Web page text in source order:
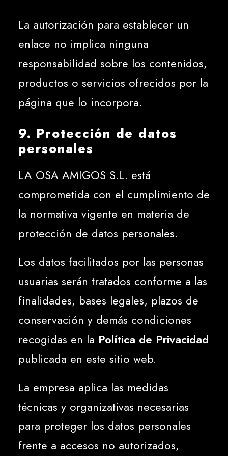
La autorización para establecer un
enlace no implica ninguna
responsabilidad sobre los contenidos,
productos o servicios ofrecidos por la
página que lo incorpora.
9. Protección de datos
personales
LA OSA AMIGOS S.L. está
comprometida con el cumplimiento de
la normativa vigente en materia de
protección de datos personales.
Los datos facilitados por las personas
usuarias serán tratados conforme a las
finalidades, bases legales, plazos de
conservación y demás condiciones
recogidas en la Política de Privacidad
publicada en este sitio web.
La empresa aplica las medidas
técnicas y organizativas necesarias
para proteger los datos personales
frente a accesos no autorizados,